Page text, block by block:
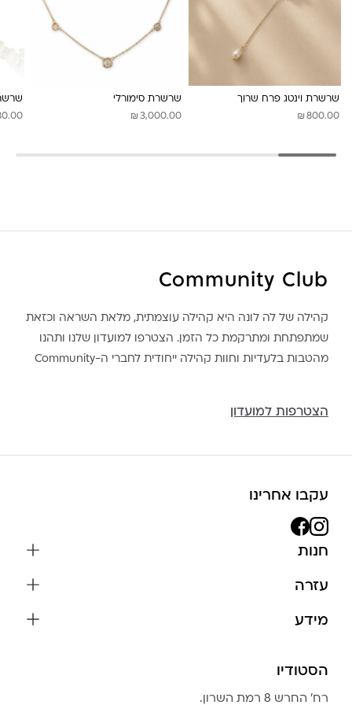
שרשרת וינטג פרח שרוך
₪ 800.00
שרשרת סימורלי
₪ 3,000.00
Community Club
קהילה של לה לונה היא קהילה עוצמתית, מלאת השראה וכזאת
שמתפתחת ומתרקמת כל הזמן. הצטרפו למועדון שלנו ותהנו
מהטבות בלעדיות וחוות קהילה ייחודית לחברי ה-Community
הצטרפות למועדון
עקבו אחרינו
חנות
צמידים
בגדים
אביזרים
עזרה
מידע
שמירה על התכשיטים
הצהרת נגישות
הסטודיו
רח׳ החרש 8 רמת השרון.